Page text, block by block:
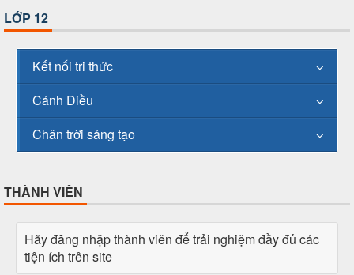
LỚP 12
Kết nối tri thức
Cánh Diều
Chân trời sáng tạo
THÀNH VIÊN
Hãy đăng nhập thành viên để trải nghiệm đầy đủ các
tiện ích trên site